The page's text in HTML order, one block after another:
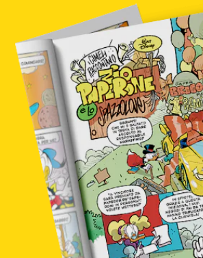
Cerca
abbonati
acquista